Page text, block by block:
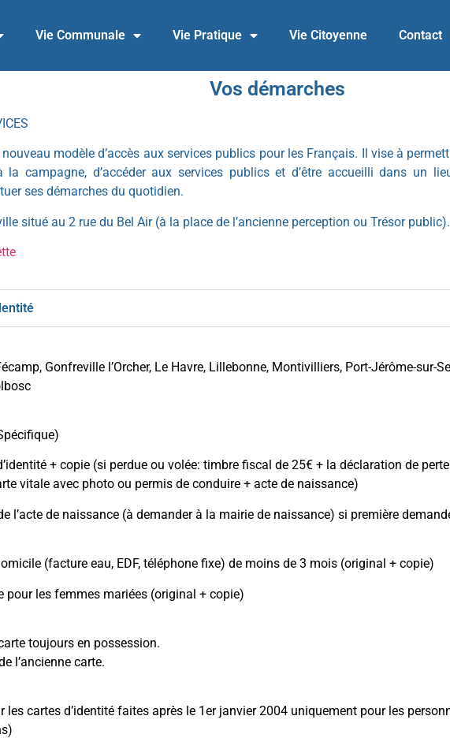
Vie Communale Vie Pratique Vie Citoyenne Contact
Vos démarches
modèle d’accès aux services publics pour les Français. Il vise à
campagne, d’accéder aux services publics et d’être accueilli dans un
ses démarches du quotidien.
situé au 2 rue du Bel Air (à la place de l’ancienne perception ou Trésor public).
Gonfreville l’Orcher, Le Havre, Lillebonne, Montivilliers, Port-Jérôme-sur-
+ copie (si perdue ou volée: timbre fiscal de 25€ + la déclaration de
vitale avec photo ou permis de conduire + acte de naissance)
l’acte de naissance (à demander à la mairie de naissance) si première
(facture eau, EDF, téléphone fixe) de moins de 3 mois (original + copie)
pour les femmes mariées (original + copie)
toujours en possession.
l’ancienne carte.
les cartes d’identité faites après le 1er janvier 2004 uniquement pour les